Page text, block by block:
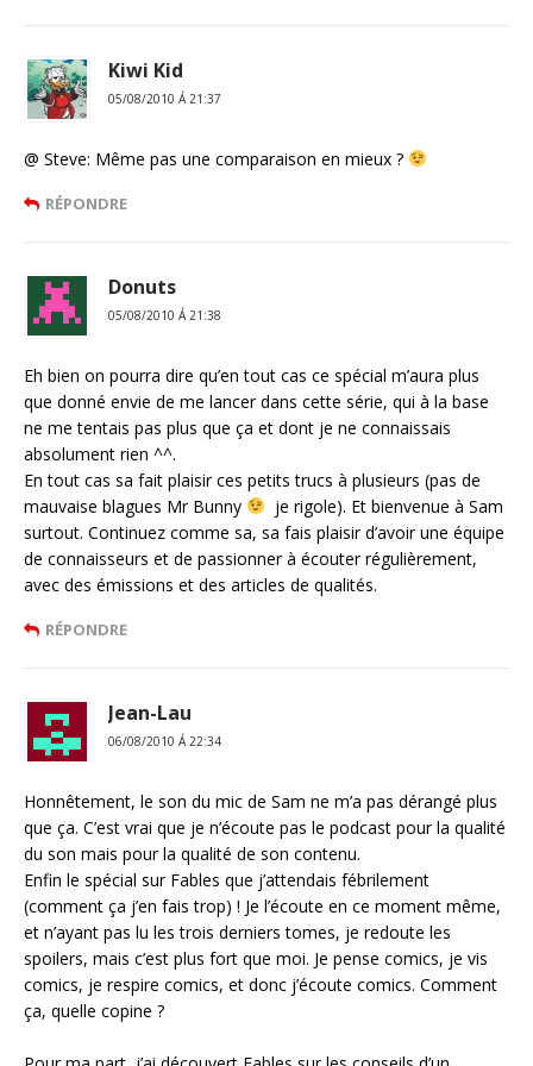
Kiwi Kid
05/08/2010 Á 21:37
@ Steve: Même pas une comparaison en mieux ?
RÉPONDRE
Donuts
05/08/2010 Á 21:38
Eh bien on pourra dire qu’en tout cas ce spécial m’aura plus
que donné envie de me lancer dans cette série, qui à la base
ne me tentais pas plus que ça et dont je ne connaissais
absolument rien ^^.
En tout cas sa fait plaisir ces petits trucs à plusieurs (pas de
mauvaise blagues Mr Bunny
je rigole). Et bienvenue à Sam
surtout. Continuez comme sa, sa fais plaisir d’avoir une équipe
de connaisseurs et de passionner à écouter régulièrement,
avec des émissions et des articles de qualités.
RÉPONDRE
Jean-Lau
06/08/2010 Á 22:34
Honnêtement, le son du mic de Sam ne m’a pas dérangé plus
que ça. C’est vrai que je n’écoute pas le podcast pour la qualité
du son mais pour la qualité de son contenu.
Enfin le spécial sur Fables que j’attendais fébrilement
(comment ça j’en fais trop) ! Je l’écoute en ce moment même,
et n’ayant pas lu les trois derniers tomes, je redoute les
spoilers, mais c’est plus fort que moi. Je pense comics, je vis
comics, je respire comics, et donc j’écoute comics. Comment
ça, quelle copine ?